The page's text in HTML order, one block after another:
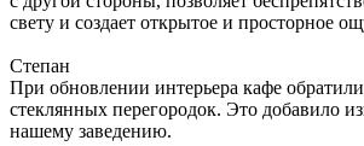
свету и создает открытое и просторное
Степан
При обновлении интерьера кафе
стеклянных перегородок. Это добавило
нашему заведению.